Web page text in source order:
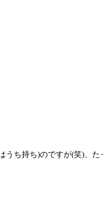
ち持ち)のですが(笑)、